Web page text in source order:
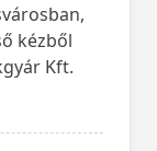
kézből
Kft.